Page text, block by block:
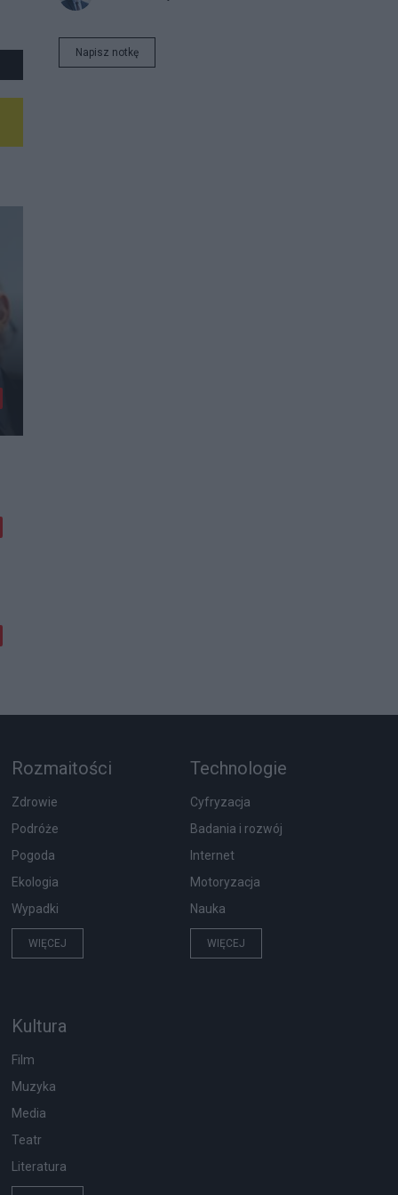
Napisz notkę
Rozmaitości
Zdrowie
Podróże
Pogoda
Ekologia
Wypadki
WIĘCEJ
Technologie
Cyfryzacja
Badania i rozwój
Internet
Motoryzacja
Nauka
WIĘCEJ
Kultura
Film
Muzyka
Media
Teatr
Literatura